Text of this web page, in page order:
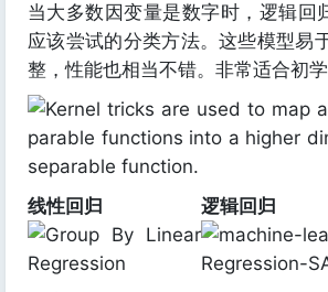
当大多数因变量是数字时，逻辑回
应该尝试的分类方法。这些模型易
整，性能也相当不错。非常适合初学
线性回归 逻辑回归